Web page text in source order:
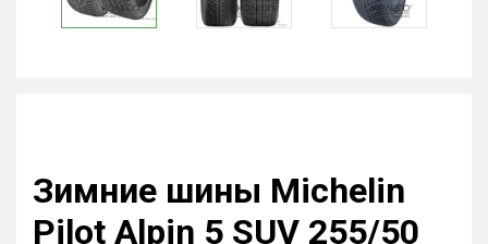
Зимние шины Michelin
Pilot Alpin 5 SUV 255/50